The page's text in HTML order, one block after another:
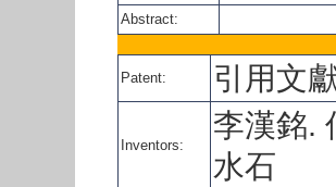
Abstract:
Patent: 引用文
Inventors:
李漢銘.
水石